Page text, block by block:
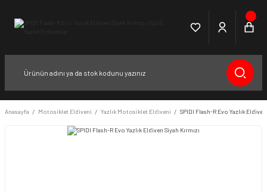
Anasayfa Motosiklet Eldiveni Yazlık Motosiklet Eldiveni SPIDI Flash-R Evo Yazlık Eldiven